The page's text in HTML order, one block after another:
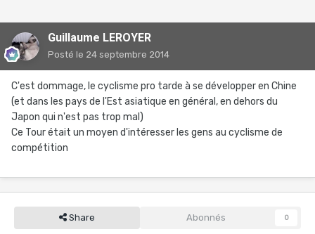
Guillaume LEROYER
Posté le 24 septembre 2014
C'est dommage, le cyclisme pro tarde à se développer en Chine
(et dans les pays de l'Est asiatique en général, en dehors du
Japon qui n'est pas trop mal)
Ce Tour était un moyen d'intéresser les gens au cyclisme de
compétition
Share Abonnés 0